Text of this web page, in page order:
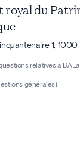
royal du
1, 1000
relatives à
générales)